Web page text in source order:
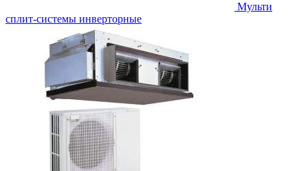
Мульти
сплит-системы инверторные